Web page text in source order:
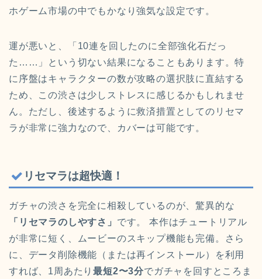
ホゲーム市場の中でもかなり強気な設定です。
運が悪いと、「10連を回したのに全部強化石だっ
た……」という切ない結果になることもあります。特
に序盤はキャラクターの数が攻略の選択肢に直結する
ため、この渋さは少しストレスに感じるかもしれませ
ん。ただし、後述するように救済措置としてのリセマ
ラが非常に強力なので、カバーは可能です。
リセマラは超快適！
ガチャの渋さを完全に相殺しているのが、驚異的な
「リセマラのしやすさ」 です。 本作はチュートリアル
が非常に短く、ムービーのスキップ機能も完備。さら
に、データ削除機能（または再インストール）を利用
すれば、1周あたり最短2〜3分でガチャを回すところま